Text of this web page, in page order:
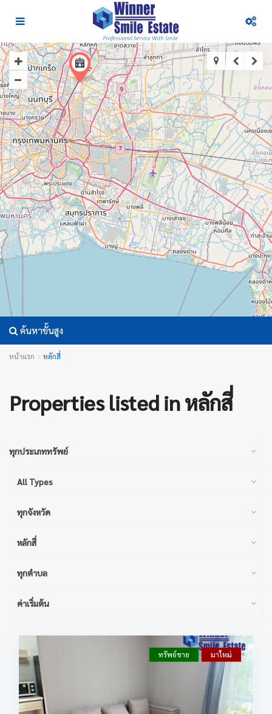
ค้นหาขั้นสูง
หน้าแรก หลักสี่
Properties listed in หลักสี่
ทุกประเภททรัพย์
All Types
ทุกจังหวัด
หลักสี่
ทุกตำบล
ค่าเริ่มต้น
ทรัพย์ขาย มาใหม่